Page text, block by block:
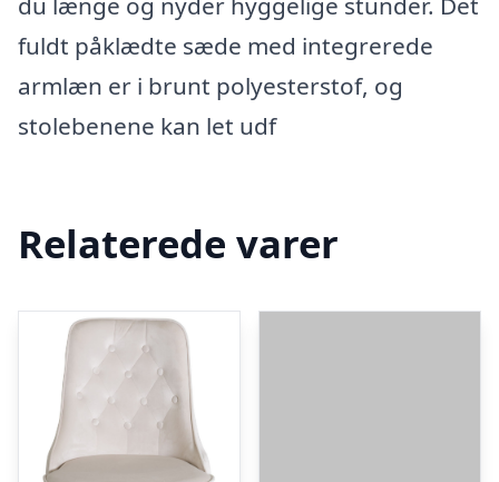
fuldt påklædte sæde med integrerede
armlæn er i brunt polyesterstof, og
stolebenene kan let udf
Relaterede varer